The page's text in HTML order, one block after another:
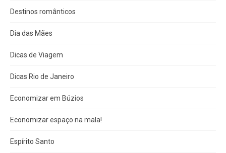
Destinos românticos
Dia das Mães
Dicas de Viagem
Dicas Rio de Janeiro
Economizar em Búzios
Economizar espaço na mala!
Espírito Santo